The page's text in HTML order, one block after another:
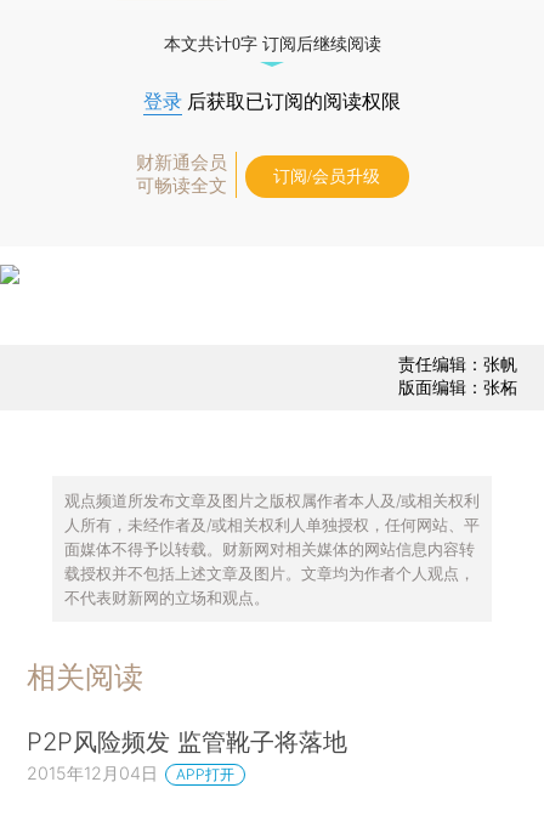
本文共计0字 订阅后继续阅读
登录 后获取已订阅的阅读权限
财新通会员
可畅读全文
订阅/会员升级
责任编辑：张帆
版面编辑：张柘
观点频道所发布文章及图片之版权属作者本人及/或相关权利
人所有，未经作者及/或相关权利人单独授权，任何网站、平
面媒体不得予以转载。财新网对相关媒体的网站信息内容转
载授权并不包括上述文章及图片。文章均为作者个人观点，
不代表财新网的立场和观点。
相关阅读
P2P风险频发 监管靴子将落地
2015年12月04日 APP打开